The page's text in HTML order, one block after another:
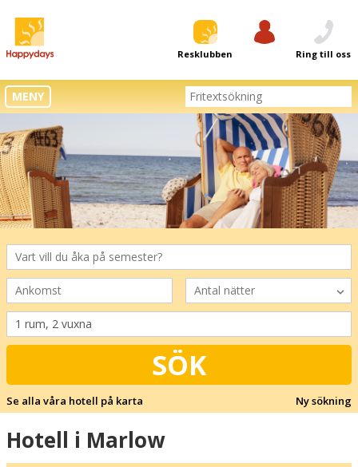
Resklubben Ring till oss
MENY
SÖK
Se alla våra hotell på karta Ny sökning
Hotell i Marlow